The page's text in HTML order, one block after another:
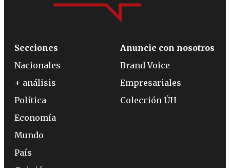
Secciones
Nacionales
+ análisis
Política
Economía
Mundo
País
Anuncie con nosotros
Brand Voice
Empresariales
Colección ÚH